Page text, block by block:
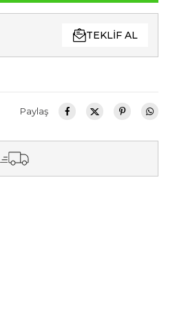
TEKLIF AL
Paylaş